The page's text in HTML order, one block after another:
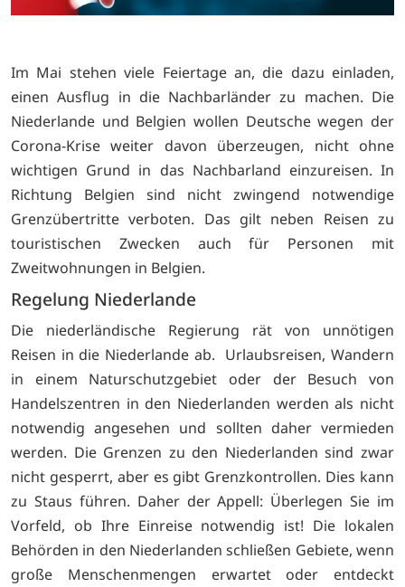
Im Mai stehen viele Feiertage an, die dazu einladen,
einen Ausflug in die Nachbarländer zu machen. Die
Niederlande und Belgien wollen Deutsche wegen der
Corona-Krise weiter davon überzeugen, nicht ohne
wichtigen Grund in das Nachbarland einzureisen. In
Richtung Belgien sind nicht zwingend notwendige
Grenzübertritte verboten. Das gilt neben Reisen zu
touristischen Zwecken auch für Personen mit
Zweitwohnungen in Belgien.
Regelung Niederlande
Die niederländische Regierung rät von unnötigen
Reisen in die Niederlande ab. Urlaubsreisen, Wandern
in einem Naturschutzgebiet oder der Besuch von
Handelszentren in den Niederlanden werden als nicht
notwendig angesehen und sollten daher vermieden
werden. Die Grenzen zu den Niederlanden sind zwar
nicht gesperrt, aber es gibt Grenzkontrollen. Dies kann
zu Staus führen. Daher der Appell: Überlegen Sie im
Vorfeld, ob Ihre Einreise notwendig ist! Die lokalen
Behörden in den Niederlanden schließen Gebiete, wenn
große Menschenmengen erwartet oder entdeckt